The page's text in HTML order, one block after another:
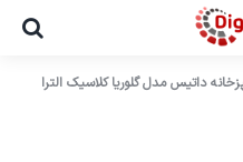
داتیس مدل گلوریا کلاسیک الترا